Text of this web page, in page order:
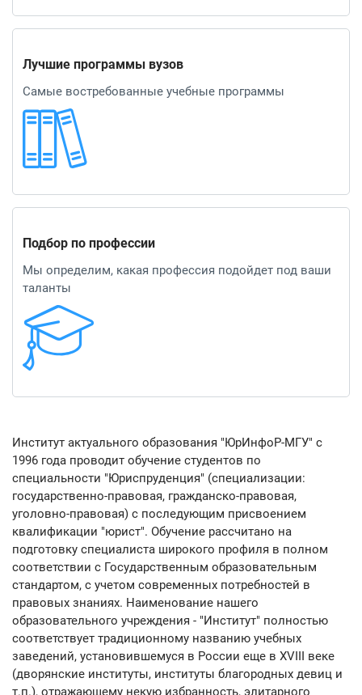
Лучшие программы вузов
Самые востребованные учебные программы
Подбор по профессии
Мы определим, какая профессия подойдет под ваши
таланты
Институт актуального образования "ЮрИнфоР-МГУ" с
1996 года проводит обучение студентов по
специальности "Юриспруденция" (специализации:
государственно-правовая, гражданско-правовая,
уголовно-правовая) с последующим присвоением
квалификации "юрист". Обучение рассчитано на
подготовку специалиста широкого профиля в полном
соответствии с Государственным образовательным
стандартом, с учетом современных потребностей в
правовых знаниях. Наименование нашего
образовательного учреждения - "Институт" полностью
соответствует традиционному названию учебных
заведений, установившемуся в России еще в XVIII веке
(дворянские институты, институты благородных девиц и
т.п.), отражающему некую избранность, элитарного